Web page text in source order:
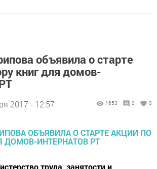
объявила о старте
книг для домов-
2017 - 12:57 1653 0 0